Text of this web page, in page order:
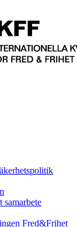
samarbete
Fred&Frihet